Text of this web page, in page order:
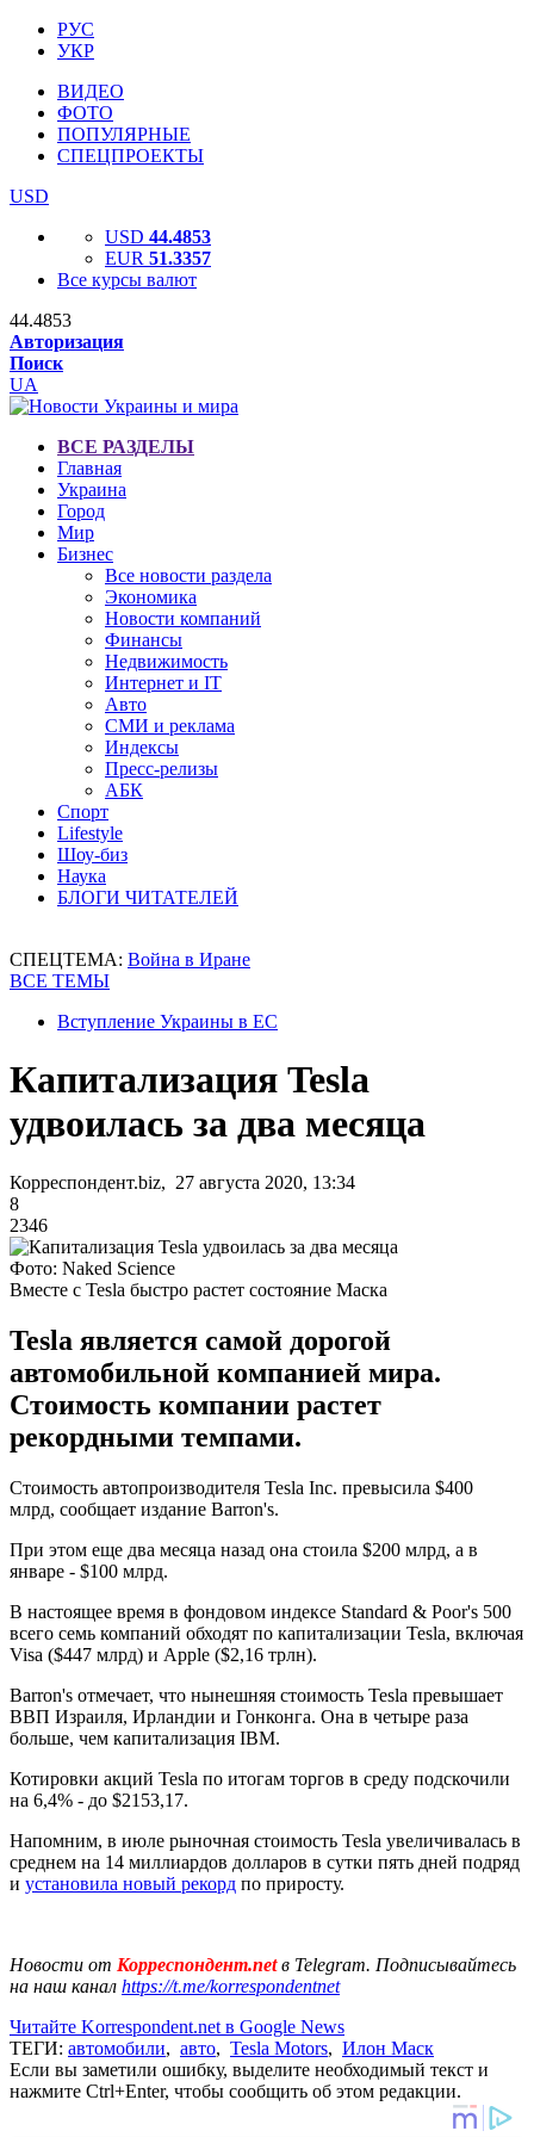
РУС
УКР
ВИДЕО
ФОТО
ПОПУЛЯРНЫЕ
СПЕЦПРОЕКТЫ
USD
USD 44.4853
EUR 51.3357
Все курсы валют
44.4853
Авторизация
Поиск
UA
ВСЕ РАЗДЕЛЫ
Главная
Украина
Город
Мир
Бизнес
Все новости раздела
Экономика
Новости компаний
Финансы
Недвижимость
Интернет и IT
Авто
СМИ и реклама
Индексы
Пресс-релизы
АБК
Спорт
Lifestyle
Шоу-биз
Наука
БЛОГИ ЧИТАТЕЛЕЙ
СПЕЦТЕМА: Война в Иране
ВСЕ ТЕМЫ
Вступление Украины в ЕС
Капитализация Tesla
удвоилась за два месяца
Корреспондент.biz, 27 августа 2020, 13:34
8
2346
Фото: Naked Science
Вместе с Tesla быстро растет состояние Маска
Tesla является самой дорогой
автомобильной компанией мира.
Стоимость компании растет
рекордными темпами.
Стоимость автопроизводителя Tesla Inc. превысила $400
млрд, сообщает издание Barron's.
При этом еще два месяца назад она стоила $200 млрд, а в
январе - $100 млрд.
В настоящее время в фондовом индексе Standard & Poor's 500
всего семь компаний обходят по капитализации Tesla, включая
Visa ($447 млрд) и Apple ($2,16 трлн).
Barron's отмечает, что нынешняя стоимость Tesla превышает
ВВП Израиля, Ирландии и Гонконга. Она в четыре раза
больше, чем капитализация IBM.
Котировки акций Tesla по итогам торгов в среду подскочили
на 6,4% - до $2153,17.
Напомним, в июле рыночная стоимость Tesla увеличивалась в
среднем на 14 миллиардов долларов в сутки пять дней подряд
и установила новый рекорд по приросту.
Новости от Корреспондент.netв Telegram. Подписывайтесь
на наш канал https://t.me/korrespondentnet
Читайте Korrespondent.net в Google News
ТЕГИ: автомобили, авто, Tesla Motors, Илон Маск
Если вы заметили ошибку, выделите необходимый текст и
нажмите Ctrl+Enter, чтобы сообщить об этом редакции.